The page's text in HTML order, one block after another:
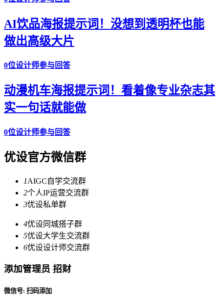
AI饮品海报提示词！没想到透明杯也能
做出高级大片
0位设计师参与回答
动漫机车海报提示词！看着像专业杂志其
实一句话就能做
0位设计师参与回答
优设官方微信群
1AIGC自学交流群
2个人IP运营交流群
3优设私单群
4优设同城搭子群
5优设大学生交流群
6优设设计师交流群
添加管理员 招财
微信号: 扫码添加